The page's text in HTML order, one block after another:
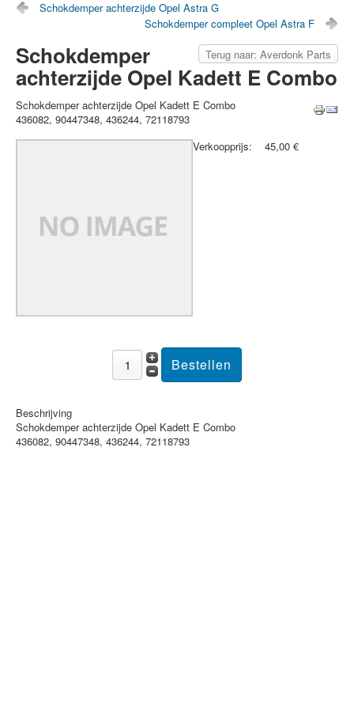
Schokdemper achterzijde Opel Astra G
Schokdemper compleet Opel Astra F
Terug naar: Averdonk Parts
Schokdemper
achterzijde Opel Kadett E Combo
Schokdemper achterzijde Opel Kadett E Combo
436082, 90447348, 436244, 72118793
Verkoopprijs:
45,00 €
Beschrijving
Schokdemper achterzijde Opel Kadett E Combo
436082, 90447348, 436244, 72118793